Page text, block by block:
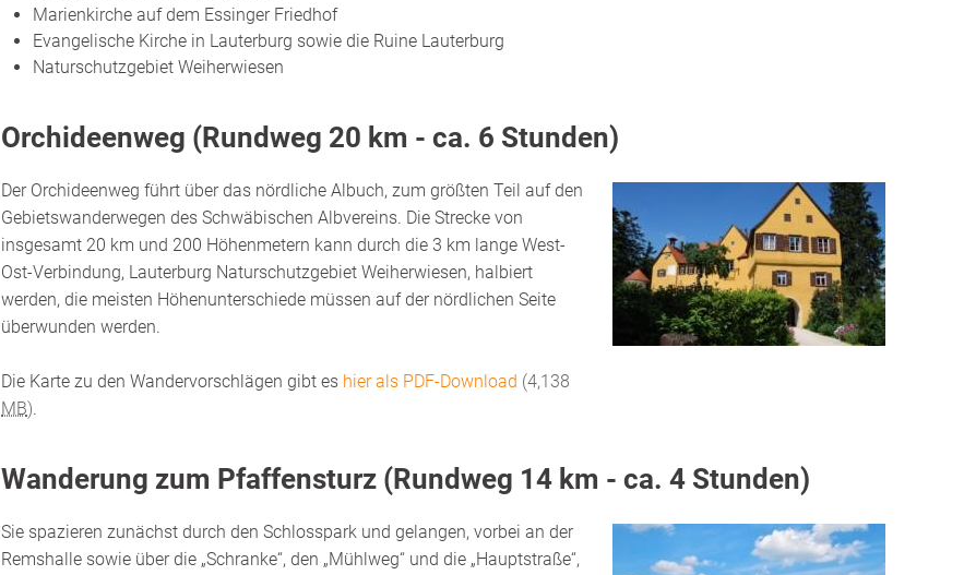
Marienkirche auf dem Essinger Friedhof
Evangelische Kirche in Lauterburg sowie die Ruine Lauterburg
Naturschutzgebiet Weiherwiesen
Orchideenweg (Rundweg 20 km - ca. 6 Stunden)
Der Orchideenweg führt über das nördliche Albuch, zum größten Teil auf den
Gebietswanderwegen des Schwäbischen Albvereins. Die Strecke von
insgesamt 20 km und 200 Höhenmetern kann durch die 3 km lange West-
Ost-Verbindung, Lauterburg Naturschutzgebiet Weiherwiesen, halbiert
werden, die meisten Höhenunterschiede müssen auf der nördlichen Seite
überwunden werden.
Die Karte zu den Wandervorschlägen gibt es hier als PDF-Download (4,138
MB).
Wanderung zum Pfaffensturz (Rundweg 14 km - ca. 4 Stunden)
Sie spazieren zunächst durch den Schlosspark und gelangen, vorbei an der
Remshalle sowie über die „Schranke“, den „Mühlweg“ und die „Hauptstraße“,